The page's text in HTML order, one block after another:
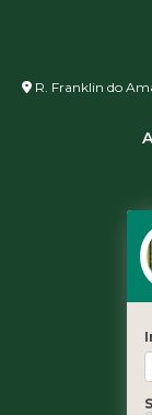
R. Franklin do